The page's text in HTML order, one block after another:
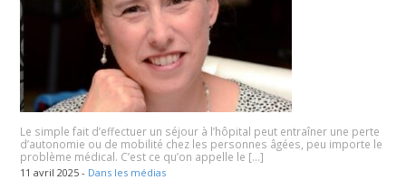
Le simple fait d’effectuer un séjour à l’hôpital peut entraîner une perte
d’autonomie ou de mobilité chez les personnes âgées, peu importe le
problème médical. C’est ce qu’on appelle le […]
11 avril 2025 - Dans les médias